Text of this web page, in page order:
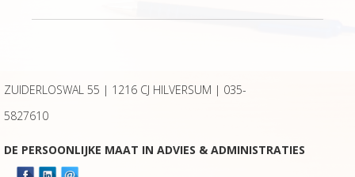
ZUIDERLOSWAL 55 | 1216 CJ HILVERSUM | 035-
5827610
DE PERSOONLIJKE MAAT IN ADVIES & ADMINISTRATIES